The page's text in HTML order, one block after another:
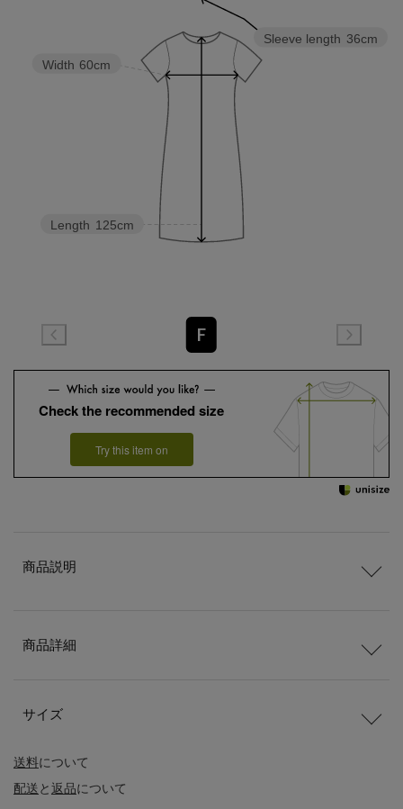
Sleeve length 36cm
Length 125cm
Width 60cm
F
Check the recommended size
Try this item on
送料について
配送と返品について
商品説明
商品詳細
サイズ